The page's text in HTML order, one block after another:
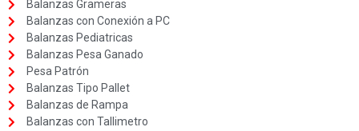
Balanzas Grameras
Balanzas con Conexión a PC
Balanzas Pediatricas
Balanzas Pesa Ganado
Pesa Patrón
Balanzas Tipo Pallet
Balanzas de Rampa
Balanzas con Tallimetro